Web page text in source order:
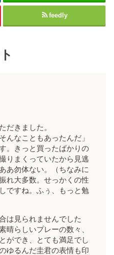
feedly
だきました。
んなこともあったんだ」
。きっと買ったばかりの
りまくっていたから見逃
あ勿体ない。（ちなみに
れ大多数。せっかくの性
ですね。ふぅ、もっと勉
は見られませんでした
晴らしいプレーの数々、
ができ、とても満足でし
ゆるんだ圭君の表情も印